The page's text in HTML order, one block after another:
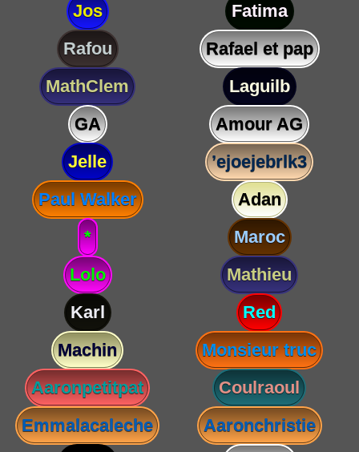
Jos
Fatima
Rafou
Rafael et pap
MathClem
Laguilb
GA
Amour AG
Jelle
’ejoejebrlk3
Paul Walker
Adan
*
Maroc
Lolo
Mathieu
Karl
Red
Machin
Monsieur truc
Aaronpetitpat
Coulraoul
Emmalacaleche
Aaronchristie